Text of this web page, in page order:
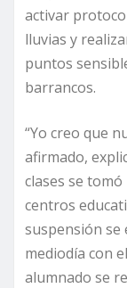
activar
lluvias y
puntos
barrancos.
“Yo creo que
afirmado,
clases se
centros
suspensión se
mediodía con
alumnado se